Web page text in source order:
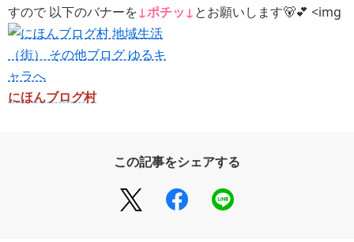
すので 以下のバナーを↓ポチッ↓とお願いします🐻💕 <img
にほんブログ村
この記事をシェアする